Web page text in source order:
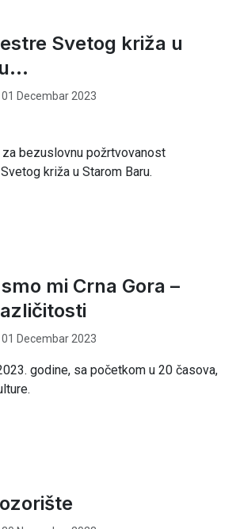
Svetog križa u
01 Decembar 2023
za bezuslovnu požrtvovanost
križa u Starom Baru.
mi Crna Gora –
01 Decembar 2023
godine, sa početkom u 20 časova,